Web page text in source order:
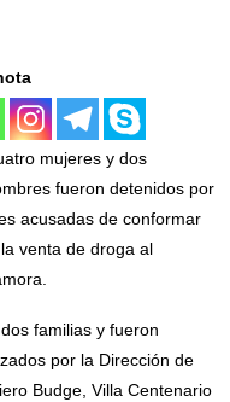
mujeres y dos
fueron detenidos por
acusadas de conformar
venta de droga al
familias y fueron
por la Dirección de
Budge, Villa Centenario